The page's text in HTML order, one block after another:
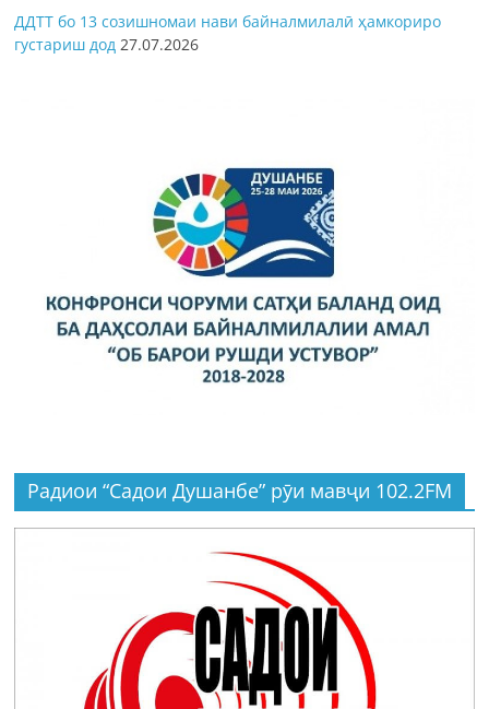
ДДТТ бо 13 созишномаи нави байналмилалӣ ҳамкориро
густариш дод 27.07.2026
Радиои “Садои Душанбе” рӯи мавҷи 102.2FM